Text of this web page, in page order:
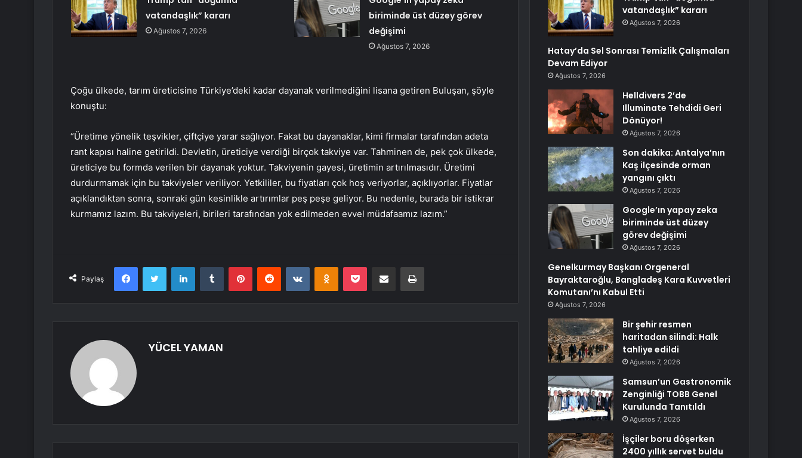
vatandaşlık” kararı
Ağustos 7, 2026
biriminde üst düzey görev
değişimi
Ağustos 7, 2026
Çoğu ülkede, tarım üreticisine Türkiye’deki kadar dayanak verilmediğini lisana getiren Buluşan, şöyle
konuştu:
“Üretime yönelik teşvikler, çiftçiye yarar sağlıyor. Fakat bu dayanaklar, kimi firmalar tarafından adeta
rant kapısı haline getirildi. Devletin, üreticiye verdiği birçok takviye var. Tahminen de, pek çok ülkede,
üreticiye bu formda verilen bir dayanak yoktur. Takviyenin gayesi, üretimin artırılmasıdır. Üretimi
durdurmamak için bu takviyeler veriliyor. Yetkililer, bu fiyatları çok hoş veriyorlar, açıklıyorlar. Fiyatlar
açıklandıktan sonra, sonraki gün kesinlikle artırımlar peş peşe geliyor. Bu nedenle, burada bir istikrar
kurmamız lazım. Bu takviyeleri, birileri tarafından yok edilmeden evvel müdafaamız lazım.”
Paylaş
FacebookTwitter LinkedInTumblr PinterestReddit VKontakteOdnoklassniki
Pocket E-Posta ile paylaş Yazdır
YÜCEL YAMAN
vatandaşlık” kararı
Ağustos 7, 2026
Hatay’da Sel Sonrası Temizlik Çalışmaları
Devam Ediyor
Ağustos 7, 2026
Helldivers 2’de
Illuminate Tehdidi Geri
Dönüyor!
Ağustos 7, 2026
Son dakika: Antalya’nın
Kaş ilçesinde orman
yangını çıktı
Ağustos 7, 2026
Google’ın yapay zeka
biriminde üst düzey
görev değişimi
Ağustos 7, 2026
Genelkurmay Başkanı Orgeneral
Bayraktaroğlu, Bangladeş Kara Kuvvetleri
Komutanı’nı Kabul Etti
Ağustos 7, 2026
Bir şehir resmen
haritadan silindi: Halk
tahliye edildi
Ağustos 7, 2026
Samsun’un Gastronomik
Zenginliği TOBB Genel
Kurulunda Tanıtıldı
Ağustos 7, 2026
İşçiler boru döşerken
2400 yıllık servet buldu